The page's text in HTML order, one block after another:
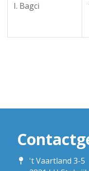
I. Bagci
't Vaartland 3-5